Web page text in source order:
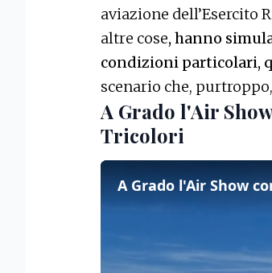
aviazione dell’Esercito
altre cose, hanno
condizioni particolari,
scenario che,
A Grado l'Air
Tricolori
A Grado l'Air Show